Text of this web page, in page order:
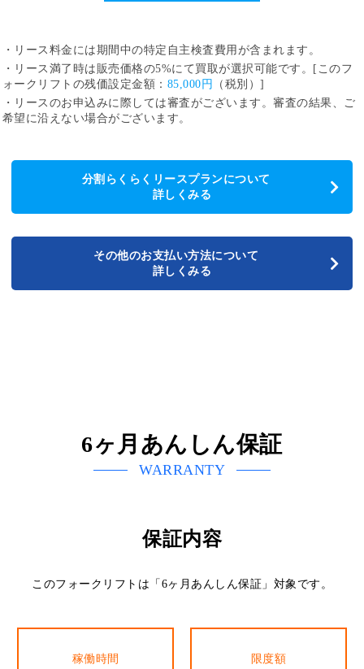
・リース料金には期間中の特定自主検査費用が含まれます。
・リース満了時は販売価格の5%にて買取が選択可能です。[このフ
ォークリフトの残価設定金額： 85,000円
（税別）]
・リースのお申込みに際しては審査がございます。審査の結果、ご
希望に沿えない場合がございます。
分割らくらくリースプランについて
詳しくみる
その他のお支払い方法について
詳しくみる
6ヶ月あんしん保証
WARRANTY
保証内容
このフォークリフトは「6ヶ月あんしん保証」対象です。
稼働時間
限度額